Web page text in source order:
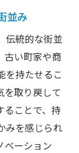
並み
伝統的な街並
古い町家や商
を持たせるこ
を取り戻して
ることで、持
みを感じられ
ベーション